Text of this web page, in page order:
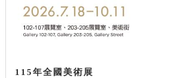
115年全國美術展